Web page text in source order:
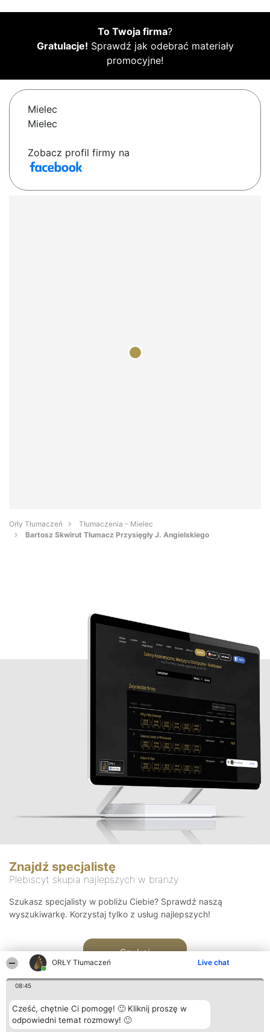
ORŁY Tłumaczeń Live chat
08:45
Cześć, chętnie Ci pomogę! 🙂 Kliknij proszę w
odpowiedni temat rozmowy! 🙂
To Twoja firma?
Gratulacje! Sprawdź jak odebrać materiały
promocyjne!
Mielec
Mielec
Zobacz profil firmy na
Orły Tłumaczeń
Tłumaczenia - Mielec
Bartosz Skwirut Tłumacz Przysięgły J. Angielskiego
Znajdź specjalistę
Plebiscyt skupia najlepszych w branży
Szukasz specjalisty w pobliżu Ciebie? Sprawdź naszą
wyszukiwarkę. Korzystaj tylko z usług najlepszych!
Szukaj